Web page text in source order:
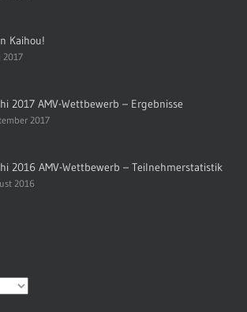
Kaihou!
2017
2017 AMV-Wettbewerb – Ergebnisse
2017
2016 AMV-Wettbewerb – Teilnehmerstatistik
2016